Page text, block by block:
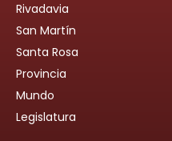
Rivadavia
San Martín
Santa Rosa
Provincia
Mundo
Legislatura